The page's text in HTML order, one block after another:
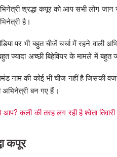
श्रद्धा कपूर को आप सभी लोग जान
है।
पर भी बहुत चीजें चर्चा में रहने वाली
अच्छी बिहेवियर के मामले में बहुत
नाम की कोई भी चीज नहीं है जिसकी
बन गए हैं।
कली की तरह लग रही है श्वेता
कपूर